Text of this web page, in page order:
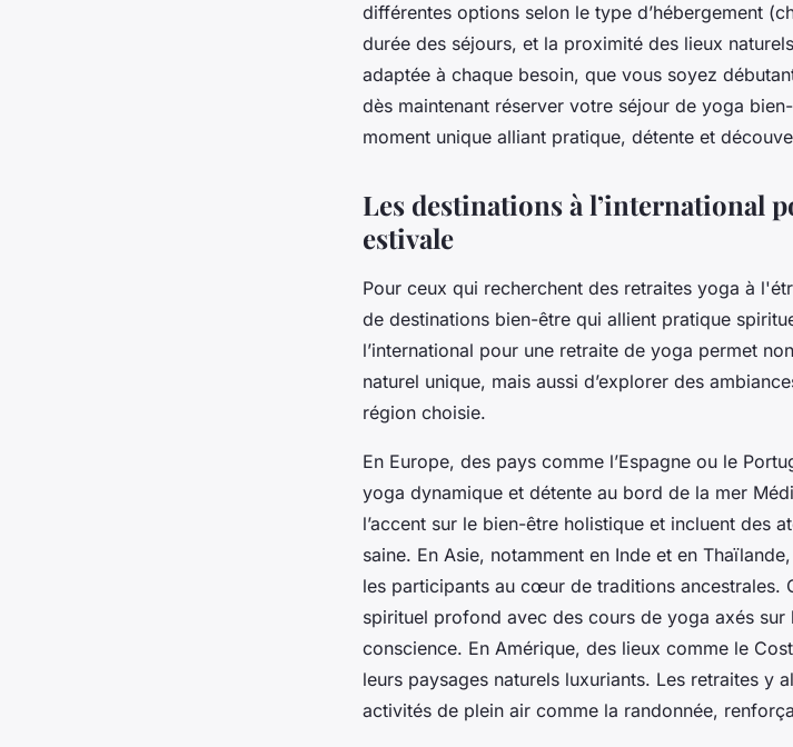
différentes options selon le type d’hébergement
durée des séjours, et la proximité des lieux
adaptée à chaque besoin, que vous soyez
dès maintenant réserver votre séjour de yoga
moment unique alliant pratique, détente et
Les destinations à l’international
estivale
Pour ceux qui recherchent des retraites yoga à
de destinations bien-être qui allient pratique
l’international pour une retraite de yoga permet
naturel unique, mais aussi d’explorer des
région choisie.
En Europe, des pays comme l’Espagne ou le
yoga dynamique et détente au bord de la mer
l’accent sur le bien-être holistique et incluent des
saine. En Asie, notamment en Inde et en
les participants au cœur de traditions ancestrales.
spirituel profond avec des cours de yoga axés
conscience. En Amérique, des lieux comme le
leurs paysages naturels luxuriants. Les retraites y
activités de plein air comme la randonnée,